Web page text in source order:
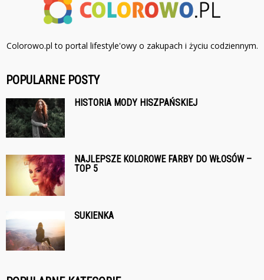
Colorowo.pl to portal lifestyle'owy o zakupach i życiu codziennym.
POPULARNE POSTY
HISTORIA MODY HISZPAŃSKIEJ
NAJLEPSZE KOLOROWE FARBY DO WŁOSÓW –
TOP 5
SUKIENKA